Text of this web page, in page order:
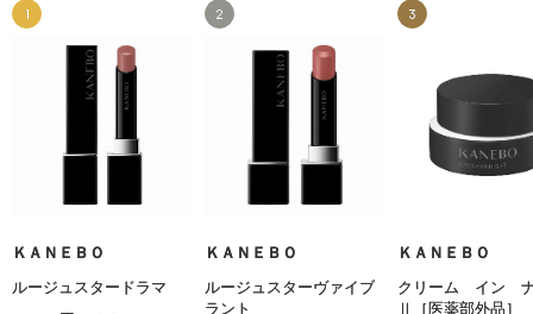
1
ＫＡＮＥＢＯ
ルージュスタードラマ
2
ＫＡＮＥＢＯ
ルージュスターヴァイブ
ラント
3
ＫＡＮＥＢＯ
クリーム イン
Ⅱ［医薬部外品］